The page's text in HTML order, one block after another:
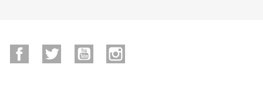
FacebookTwitter YouTube